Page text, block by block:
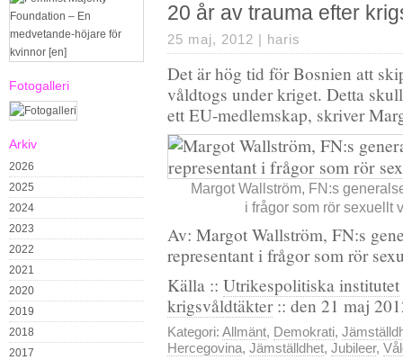
Fotogalleri
Arkiv
2026
2025
2024
2023
2022
2021
2020
2019
2018
2017
20 år av trauma efter
25 maj, 2012 | haris
Det är hög tid för Bosnien att
våldtogs under kriget. Detta
ett EU-medlemskap, skriver
Margot Wallström, FN:s
i frågor som rör sexuellt
Av: Margot Wallström, FN:s
representant i frågor som rör
Källa :: Utrikespolitiska institutet
krigsvåldtäkter:: den 21 maj
Kategori: Allmänt, Demokrati,
Hercegovina, Jämställdhet, Jubileer,